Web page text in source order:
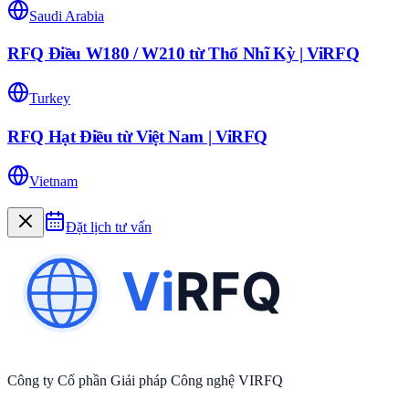
Saudi Arabia
RFQ Điều W180 / W210 từ Thổ Nhĩ Kỳ | ViRFQ
Turkey
RFQ Hạt Điều từ Việt Nam | ViRFQ
Vietnam
Đặt lịch tư vấn
Công ty Cổ phần Giải pháp Công nghệ VIRFQ